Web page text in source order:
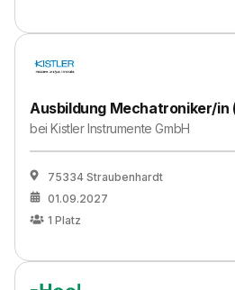
Ausbildung Mechatroniker/in
beiKistler Instrumente GmbH
75334 Straubenhardt
01.09.2027
1 Platz